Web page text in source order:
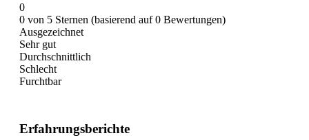
0
0 von 5 Sternen (basierend auf 0 Bewertungen)
Ausgezeichnet
Sehr gut
Durchschnittlich
Schlecht
Furchtbar
Erfahrungsberichte